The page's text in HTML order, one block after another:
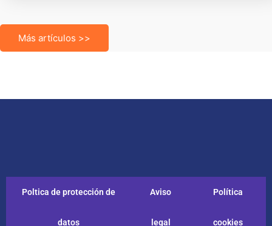
Más artículos >>
Poltica de protección de
datos
Aviso
legal
Política
cookies